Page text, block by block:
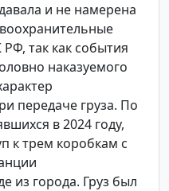
и не намерена
так как события
наказуемого
передаче груза. По
в 2024 году,
к трем коробкам с
из города. Груз был